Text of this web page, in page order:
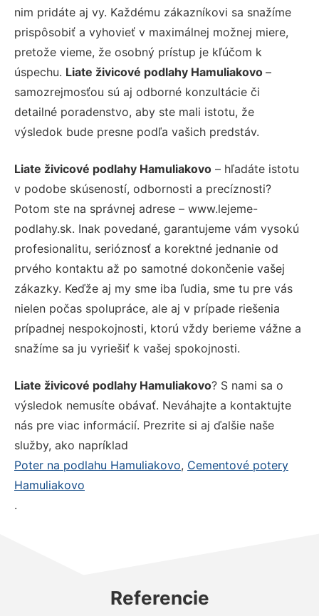
nim pridáte aj vy. Každému zákazníkovi sa snažíme
prispôsobiť a vyhovieť v maximálnej možnej miere,
pretože vieme, že osobný prístup je kľúčom k
úspechu. Liate živicové podlahy Hamuliakovo –
samozrejmosťou sú aj odborné konzultácie či
detailné poradenstvo, aby ste mali istotu, že
výsledok bude presne podľa vašich predstáv.
Liate živicové podlahy Hamuliakovo – hľadáte istotu
v podobe skúseností, odbornosti a precíznosti?
Potom ste na správnej adrese – www.lejeme-
podlahy.sk. Inak povedané, garantujeme vám vysokú
profesionalitu, serióznosť a korektné jednanie od
prvého kontaktu až po samotné dokončenie vašej
zákazky. Keďže aj my sme iba ľudia, sme tu pre vás
nielen počas spolupráce, ale aj v prípade riešenia
prípadnej nespokojnosti, ktorú vždy berieme vážne a
snažíme sa ju vyriešiť k vašej spokojnosti.
Liate živicové podlahy Hamuliakovo? S nami sa o
výsledok nemusíte obávať. Neváhajte a kontaktujte
nás pre viac informácií. Prezrite si aj ďalšie naše
služby, ako napríklad
Poter na podlahu Hamuliakovo, Cementové potery
Hamuliakovo
.
Referencie